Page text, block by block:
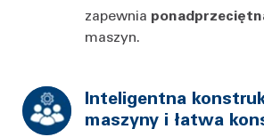
zapewnia
maszyn.
Inteligentna
maszyny i łatwa